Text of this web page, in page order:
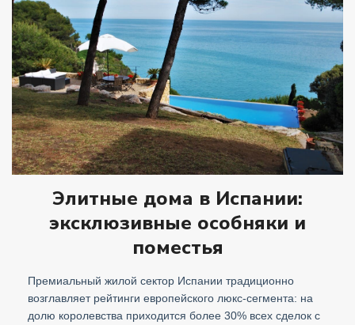
Элитные дома в Испании:
эксклюзивные особняки и
поместья
Премиальный жилой сектор Испании традиционно
возглавляет рейтинги европейского люкс-сегмента: на
долю королевства приходится более 30% всех сделок с